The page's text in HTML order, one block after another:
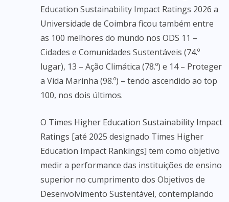
Education Sustainability Impact Ratings 2026 a
Universidade de Coimbra ficou também entre
as 100 melhores do mundo nos ODS 11 –
Cidades e Comunidades Sustentáveis (74.º
lugar), 13 – Ação Climática (78.º) e 14 – Proteger
a Vida Marinha (98.º) – tendo ascendido ao top
100, nos dois últimos.
O Times Higher Education Sustainability Impact
Ratings [até 2025 designado Times Higher
Education Impact Rankings] tem como objetivo
medir a performance das instituições de ensino
superior no cumprimento dos Objetivos de
Desenvolvimento Sustentável, contemplando